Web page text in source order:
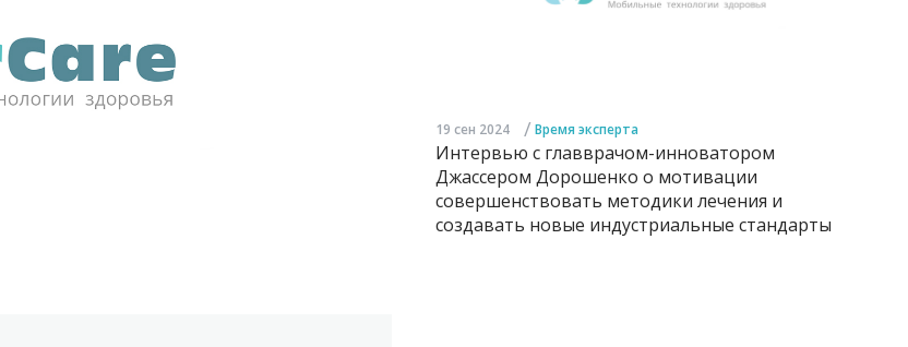
19 сен 2024 / Время эксперта
Интервью с главврачом-инноватором
Джассером Дорошенко о мотивации
совершенствовать методики лечения и
создавать новые индустриальные стандарты